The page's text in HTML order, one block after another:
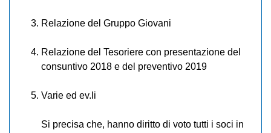
Relazione del Gruppo Giovani
Relazione del Tesoriere con presentazione del
consuntivo 2018 e del preventivo 2019
Varie ed ev.li
Si precisa che, hanno diritto di voto tutti i soci in